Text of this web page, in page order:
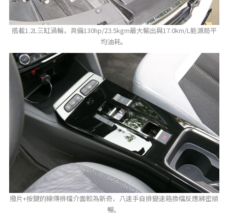
搭載1.2L三缸渦輪，具備130hp/23.5kgm最大輸出與17.0km/L能源局平
均油耗。
撥片+按鍵的線傳排檔介面較為新奇，八速手自排變速箱換檔反應綿密順
暢。